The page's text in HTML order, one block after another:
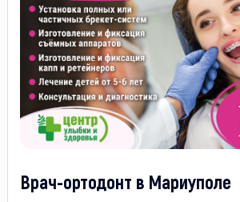
Врач-ортодонт в Мариуполе